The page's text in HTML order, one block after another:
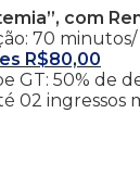
com
70
R$80,00
GT: 50% de
02 ingressos